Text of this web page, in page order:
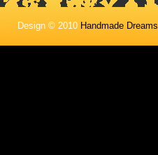
Design © 2010 Handmade Dreams